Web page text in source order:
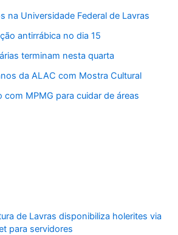
na Universidade Federal de Lavras
antirrábica no dia 15
terminam nesta quarta
da ALAC com Mostra Cultural
com MPMG para cuidar de áreas
de Lavras disponibiliza holerites via
para servidores